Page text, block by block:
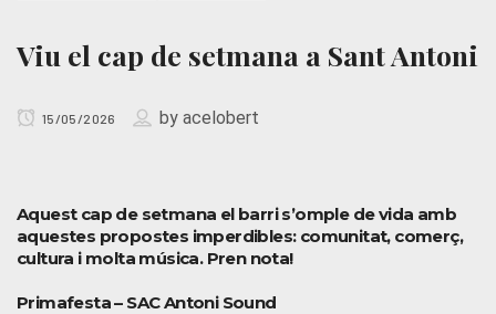
Viu el cap de setmana a Sant Antoni
15/05/2026 by acelobert
Aquest cap de setmana el barri s’omple de vida amb
aquestes propostes imperdibles: comunitat, comerç,
cultura i molta música. Pren nota!
Primafesta – SAC Antoni Sound